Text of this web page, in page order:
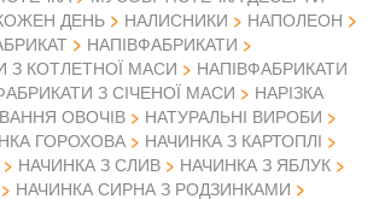
ДЕНЬ НАЛИСНИКИ
НАПОЛЕОН
НАПІВФАБРИКАТИ
З КОТЛЕТНОЇ МАСИ
НАПІВФАБРИКАТИ
З СІЧЕНОЇ МАСИ
НАРІЗКА
ОВОЧІВ
НАТУРАЛЬНІ ВИРОБИ
ГОРОХОВА
НАЧИНКА З КАРТОПЛІ
НАЧИНКА З СЛИВ
НАЧИНКА З ЯБЛУК
НАЧИНКА СИРНА З РОДЗИНКАМИ